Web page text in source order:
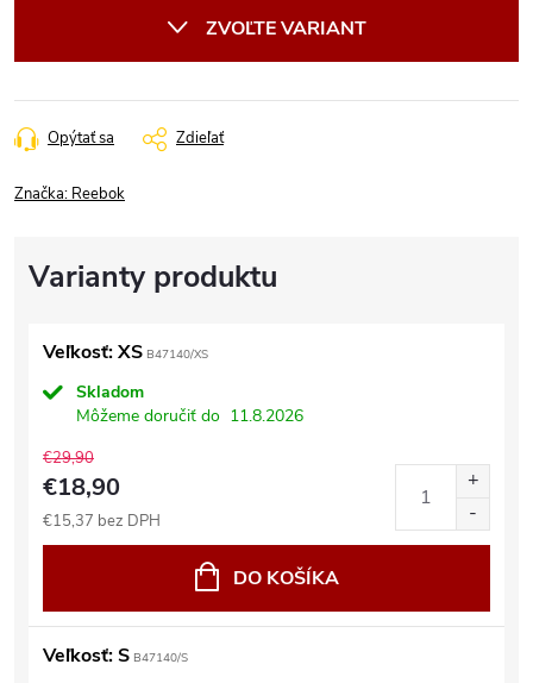
ZVOĽTE VARIANT
Opýtať sa Zdieľať
Značka: Reebok
Veľkosť: XS B47140/XS
Skladom
Môžeme doručiť do 11.8.2026
€29,90
€18,90
€15,37 bez DPH
DO KOŠÍKA
Veľkosť: S B47140/S